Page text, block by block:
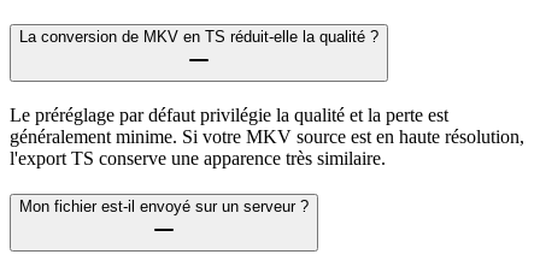
La conversion de MKV en TS réduit-elle la qualité ?
Le préréglage par défaut privilégie la qualité et la perte est
généralement minime. Si votre MKV source est en haute résolution,
l'export TS conserve une apparence très similaire.
Mon fichier est-il envoyé sur un serveur ?